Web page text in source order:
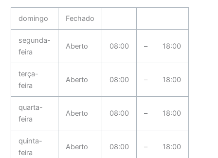
domingo Fechado
segunda-
feira
Aberto 08:00 – 18:00
terça-
feira
Aberto 08:00 – 18:00
quarta-
feira
Aberto 08:00 – 18:00
quinta-
feira
Aberto 08:00 – 18:00